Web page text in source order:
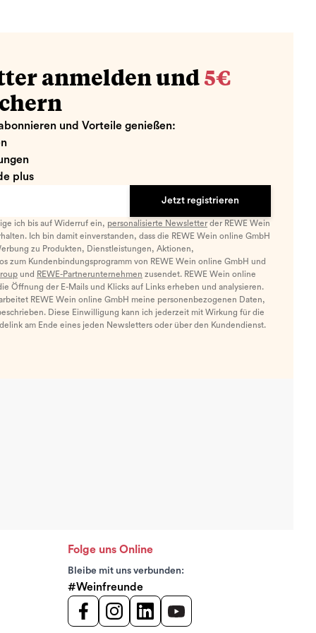
anmelden und 5€
und Vorteile genießen:
plus
Jetzt registrieren
ich bis auf Widerruf ein, personalisierte Newsletterder REWE Wein
Ich bin damit einverstanden, dass die REWE Wein online GmbH
zu Produkten, Dienstleistungen, Aktionen,
zum Kundenbindungsprogramm von REWE Wein online GmbH und
und REWE-Partnerunternehmen zusendet. REWE Wein online
Öffnung der E-Mails und Klicks auf Links erheben und analysieren.
REWE Wein online GmbH meine personenbezogenen Daten,
Diese Einwilligung kann ich jederzeit mit Wirkung für die
am Ende eines jeden Newsletters oder über den Kundendienst.
Folge uns Online
Bleibe mit uns verbunden:
#Weinfreunde